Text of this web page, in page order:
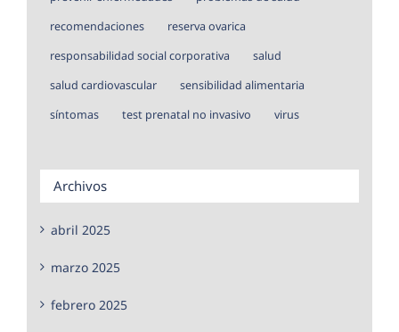
recomendaciones
reserva ovarica
responsabilidad social corporativa
salud
salud cardiovascular
sensibilidad alimentaria
síntomas
test prenatal no invasivo virus
Archivos
abril 2025
marzo 2025
febrero 2025